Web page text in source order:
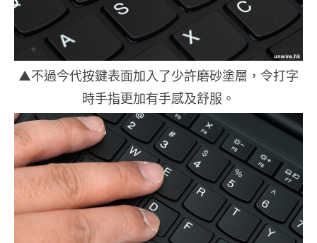
▲不過今代按鍵表面加入了少許磨砂塗層，令打字
時手指更加有手感及舒服。